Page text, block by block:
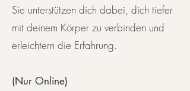
Sie unterstützen dich dabei, dich tiefer
mit deinem Körper zu verbinden und
erleichtern die Erfahrung.
(Nur Online)